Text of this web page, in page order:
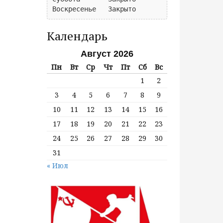
Воскресенье   Закрыто
Календарь
Август 2026
Пн Вт Ср Чт Пт Сб
Вс
1
2
3
4 5 6 7 8
9
10
11 12 13 14 15
16
17
18 19 20 21 22
23
24
25 26 27 28 29
30
31
« Июл